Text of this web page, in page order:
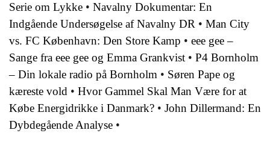
Serie om Lykke • Navalny Dokumentar: En
Indgående Undersøgelse af Navalny DR • Man City
vs. FC København: Den Store Kamp • eee gee –
Sange fra eee gee og Emma Grankvist • P4 Bornholm
– Din lokale radio på Bornholm • Søren Pape og
kæreste vold • Hvor Gammel Skal Man Være for at
Købe Energidrikke i Danmark? • John Dillermand: En
Dybdegående Analyse •